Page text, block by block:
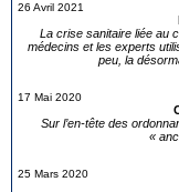
26 Avril 2021
La crise sanitaire liée au
médecins et les experts
peu, la
17 Mai 2020
Sur l’en-tête des
«
25 Mars 2020